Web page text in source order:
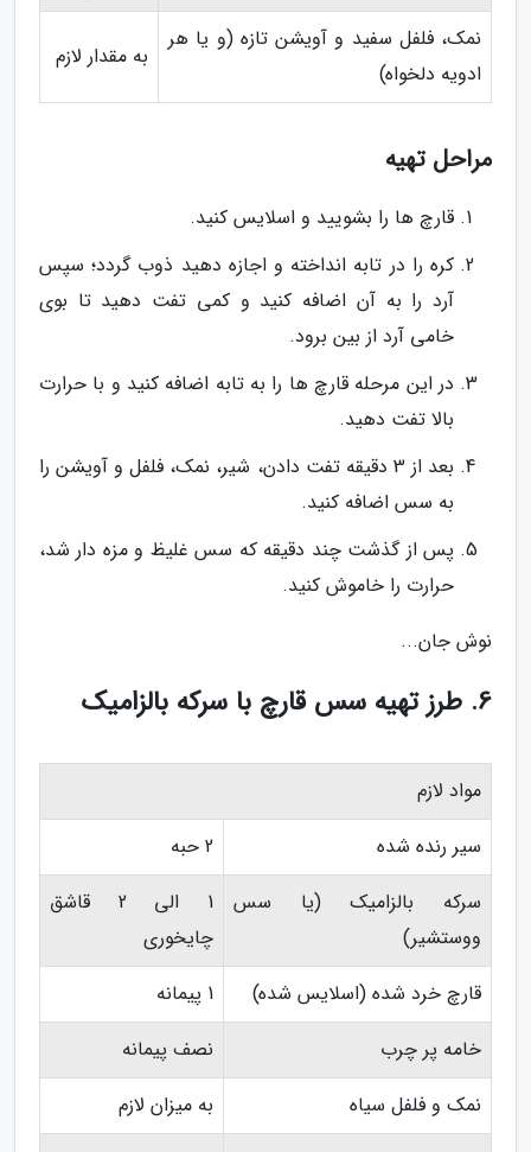
نمک، فلفل سفید و آویشن تازه (و یا هر
ادویه دلخواه)
به مقدار لازم
مراحل تهیه
قارچ ها را بشویید و اسلایس کنید.
کره را در تابه انداخته و اجازه دهید ذوب گردد؛ سپس
آرد را به آن اضافه کنید و کمی تفت دهید تا بوی
خامی آرد از بین برود.
در این مرحله قارچ ها را به تابه اضافه کنید و با حرارت
بالا تفت دهید.
بعد از 3 دقیقه تفت دادن، شیر، نمک، فلفل و آویشن را
به سس اضافه کنید.
پس از گذشت چند دقیقه که سس غلیظ و مزه دار شد،
حرارت را خاموش کنید.
نوش جان...
6. طرز تهیه سس قارچ با سرکه بالزامیک
مواد لازم
سیر رنده شده
2 حبه
سرکه بالزامیک (یا سس
ووستشیر)
1 الی 2 قاشق
چایخوری
قارچ خرد شده (اسلایس شده)
1 پیمانه
خامه پر چرب
نصف پیمانه
نمک و فلفل سیاه
به میزان لازم